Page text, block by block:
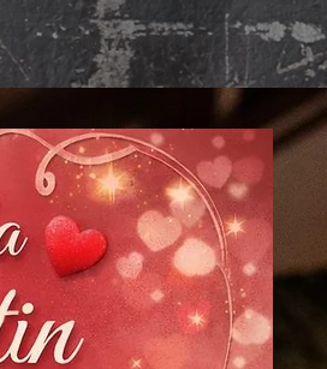
CONTACT